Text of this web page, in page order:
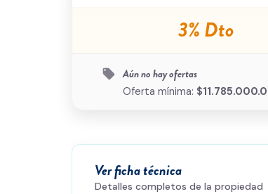
3% Dto
local_offer Aún no hay ofertas
Oferta mínima:
Ver ficha técnica
Detalles completos de la propiedad